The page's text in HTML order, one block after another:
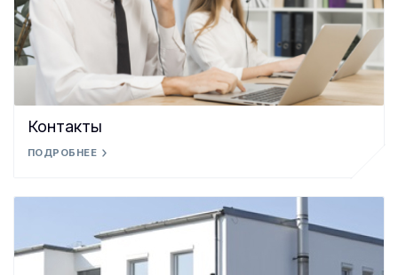
Контакты
ПОДРОБНЕЕ